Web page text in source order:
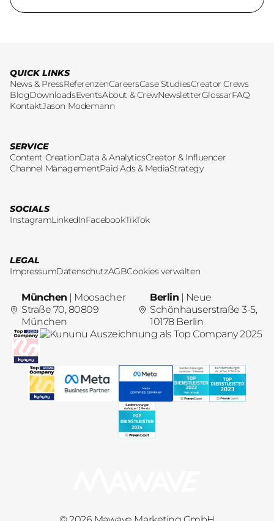
QUICK LINKS
News & PressReferenzenCareersCase StudiesCreator Crews
BlogDownloadsEventsAbout & CrewNewsletterGlossarFAQ
KontaktJason Modemann
SERVICE
Content CreationData & AnalyticsCreator & Influencer
Channel ManagementPaid Ads & MediaStrategy
SOCIALS
InstagramLinkedInFacebookTikTok
LEGAL
ImpressumDatenschutzAGBCookies verwalten
München | Moosacher
Straße 70, 80809
München
Berlin | Neue
Schönhauserstraße 3-5,
10178 Berlin